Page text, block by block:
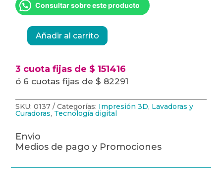
Consultar sobre este producto
Lavadora
UW-
03
cantidad
Añadir al carrito
3 cuota fijas de $ 151416
ó 6 cuotas fijas de $ 82291
SKU:0137 Categorías: Impresión 3D, Lavadoras y
Curadoras, Tecnología digital
Envio
Medios de pago y Promociones